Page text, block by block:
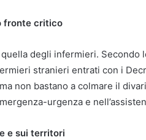
fronte critico
degli infermieri. Secondo
stranieri entrati con i
non bastano a colmare il
urgenza e
e sui territori